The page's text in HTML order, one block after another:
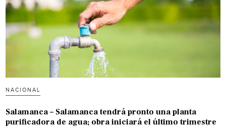
NACIONAL
Salamanca – Salamanca tendrá pronto una planta
purificadora de agua; obra iniciará el último trimestre